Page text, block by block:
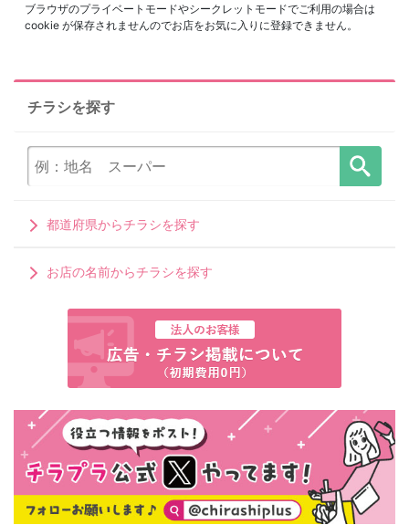
ブラウザのプライベートモードやシークレットモードでご利用の場合は
cookie が保存されませんのでお店をお気に入りに登録できません。
チラシを探す
都道府県からチラシを探す
お店の名前からチラシを探す